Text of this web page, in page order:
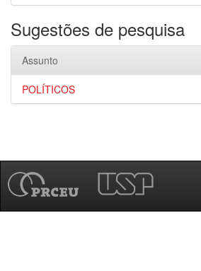
Sugestões de pesquisa
Assunto
POLÍTICOS